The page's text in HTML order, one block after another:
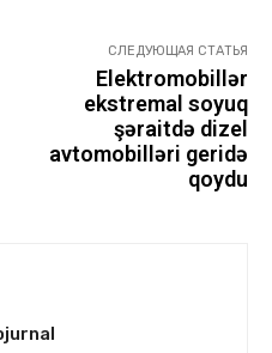
СЛЕДУЮЩАЯ СТАТЬЯ
Elektromobillər
ekstremal soyuq
şəraitdə dizel
avtomobilləri geridə
qoydu